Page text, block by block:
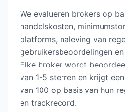
We evalueren brokers op
handelskosten,
platforms, naleving van
gebruikersbeoordelingen
Elke broker wordt
van 1-5 sterren en krijgt
van 100 op basis van hun
en trackrecord.